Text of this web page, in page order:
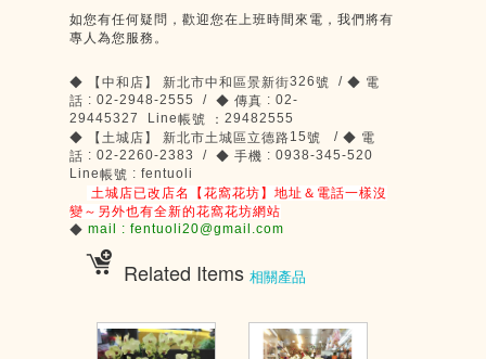
如您有任何疑問，歡迎您在上班時間來電，我們將有
專人為您服務。
◆ 【中和店】 新北市中和區景新街326號 / ◆ 電
話 : 02-2948-2555 / ◆ 傳真 : 02-
29445327 Line帳號 ： 29482555
◆
【土城店】 新北市土城區立德路15號 / ◆ 電
話 : 02-2260-2383 / ◆ 手機 : 0938-345-520
Line帳號 : fentuoli
土城店已改店名【花窩花坊】地址＆電話一樣沒
變～另外也有全新的花窩花坊網站
◆ mail : fentuoli20@gmail.com
Related Items 相關產品